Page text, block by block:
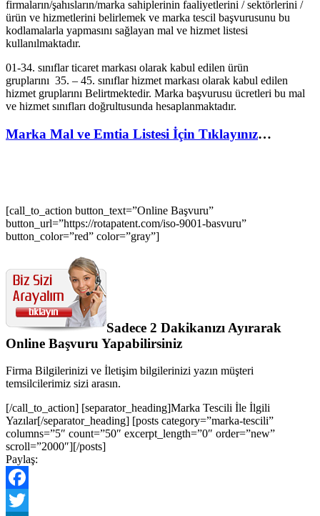
firmaların/şahısların/marka sahiplerinin faaliyetlerini / sektörlerini /
ürün ve hizmetlerini belirlemek ve marka tescil başvurusunu bu
kodlamalarla yapmasını sağlayan mal ve hizmet listesi
kullanılmaktadır.
01-34. sınıflar ticaret markası olarak kabul edilen ürün
gruplarını 35. – 45. sınıflar hizmet markası olarak kabul edilen
hizmet gruplarını Belirtmektedir. Marka başvurusu ücretleri bu mal
ve hizmet sınıfları doğrultusunda hesaplanmaktadır.
Marka Mal ve Emtia Listesi İçin Tıklayınız…
[call_to_action button_text=”Online Başvuru”
button_url=”https://rotapatent.com/iso-9001-basvuru”
button_color=”red” color=”gray”]
Sadece 2 Dakikanızı Ayırarak
Online Başvuru Yapabilirsiniz
Firma Bilgilerinizi ve İletişim bilgilerinizi yazın müşteri
temsilcilerimiz sizi arasın.
[/call_to_action] [separator_heading]Marka Tescili İle İlgili
Yazılar[/separator_heading] [posts category=”marka-tescili”
columns=”5″ count=”50″ excerpt_length=”0″ order=”new”
scroll=”2000″][/posts]
Paylaş:
Facebook